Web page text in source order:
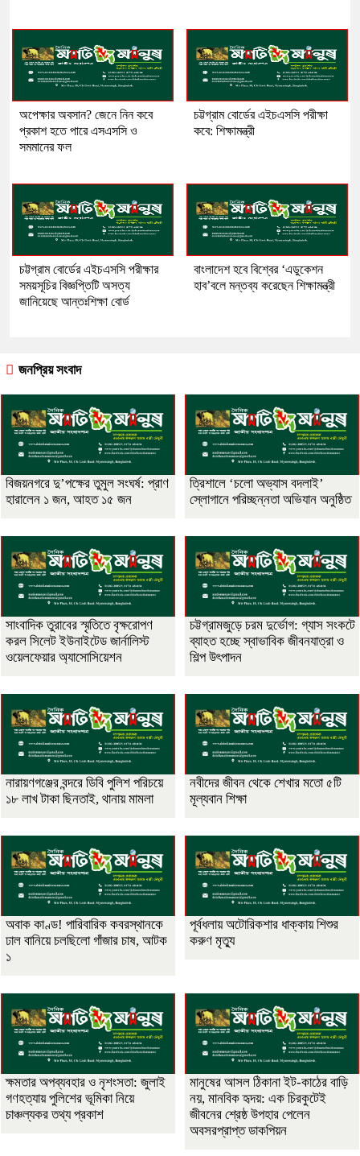
অপেক্ষার অবসান? জেনে নিন কবে
প্রকাশ হতে পারে এসএসসি ও
সমমানের ফল
চট্টগ্রাম বোর্ডের এইচএসসি পরীক্ষা
কবে: শিক্ষামন্ত্রী
চট্টগ্রাম বোর্ডের এইচএসসি পরীক্ষার
সময়সূচির বিজ্ঞপ্তিটি অসত্য
জানিয়েছে আন্তঃশিক্ষা বোর্ড
বাংলাদেশ হবে বিশ্বের ‘এডুকেশন
হাব’বলে মন্তব্য করেছেন শিক্ষামন্ত্রী
জনপ্রিয় সংবাদ
বিজয়নগরে দু’পক্ষের তুমুল সংঘর্ষ: প্রাণ
হারালেন ১ জন, আহত ১৫ জন
‎ত্রিশালে ‘চলো অভ্যাস বদলাই’
স্লোগানে পরিচ্ছন্নতা অভিযান অনুষ্ঠিত
সাংবাদিক তুরাবের স্মৃতিতে বৃক্ষরোপণ
করল সিলেট ইউনাইটেড জার্নালিস্ট
ওয়েলফেয়ার অ্যাসোসিয়েশন
চট্টগ্রামজুড়ে চরম দুর্ভোগ: গ্যাস সংকটে
ব্যাহত হচ্ছে স্বাভাবিক জীবনযাত্রা ও
শিল্প উৎপাদন
নারায়ণগঞ্জের বন্দরে ডিবি পুলিশ পরিচয়ে
১৮ লাখ টাকা ছিনতাই, থানায় মামলা
নবীদের জীবন থেকে শেখার মতো ৫টি
মূল্যবান শিক্ষা
অবাক কাণ্ড! পারিবারিক কবরস্থানকে
ঢাল বানিয়ে চলছিলো গাঁজার চাষ, আটক
১
পূর্বধলায় অটোরিকশার ধাক্কায় শিশুর
করুণ মৃত্যু
ক্ষমতার অপব্যবহার ও নৃশংসতা: জুলাই
গণহত্যায় পুলিশের ভূমিকা নিয়ে
চাঞ্চল্যকর তথ্য প্রকাশ
মানুষের আসল ঠিকানা ইট-কাঠের বাড়ি
নয়, মানবিক হৃদয়: এক চিরকুটেই
জীবনের শ্রেষ্ঠ উপহার পেলেন
অবসরপ্রাপ্ত ডাকপিয়ন